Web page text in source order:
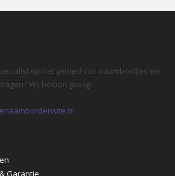
op het gebied van naambordjes en
Wij helpen graag!
Garantie